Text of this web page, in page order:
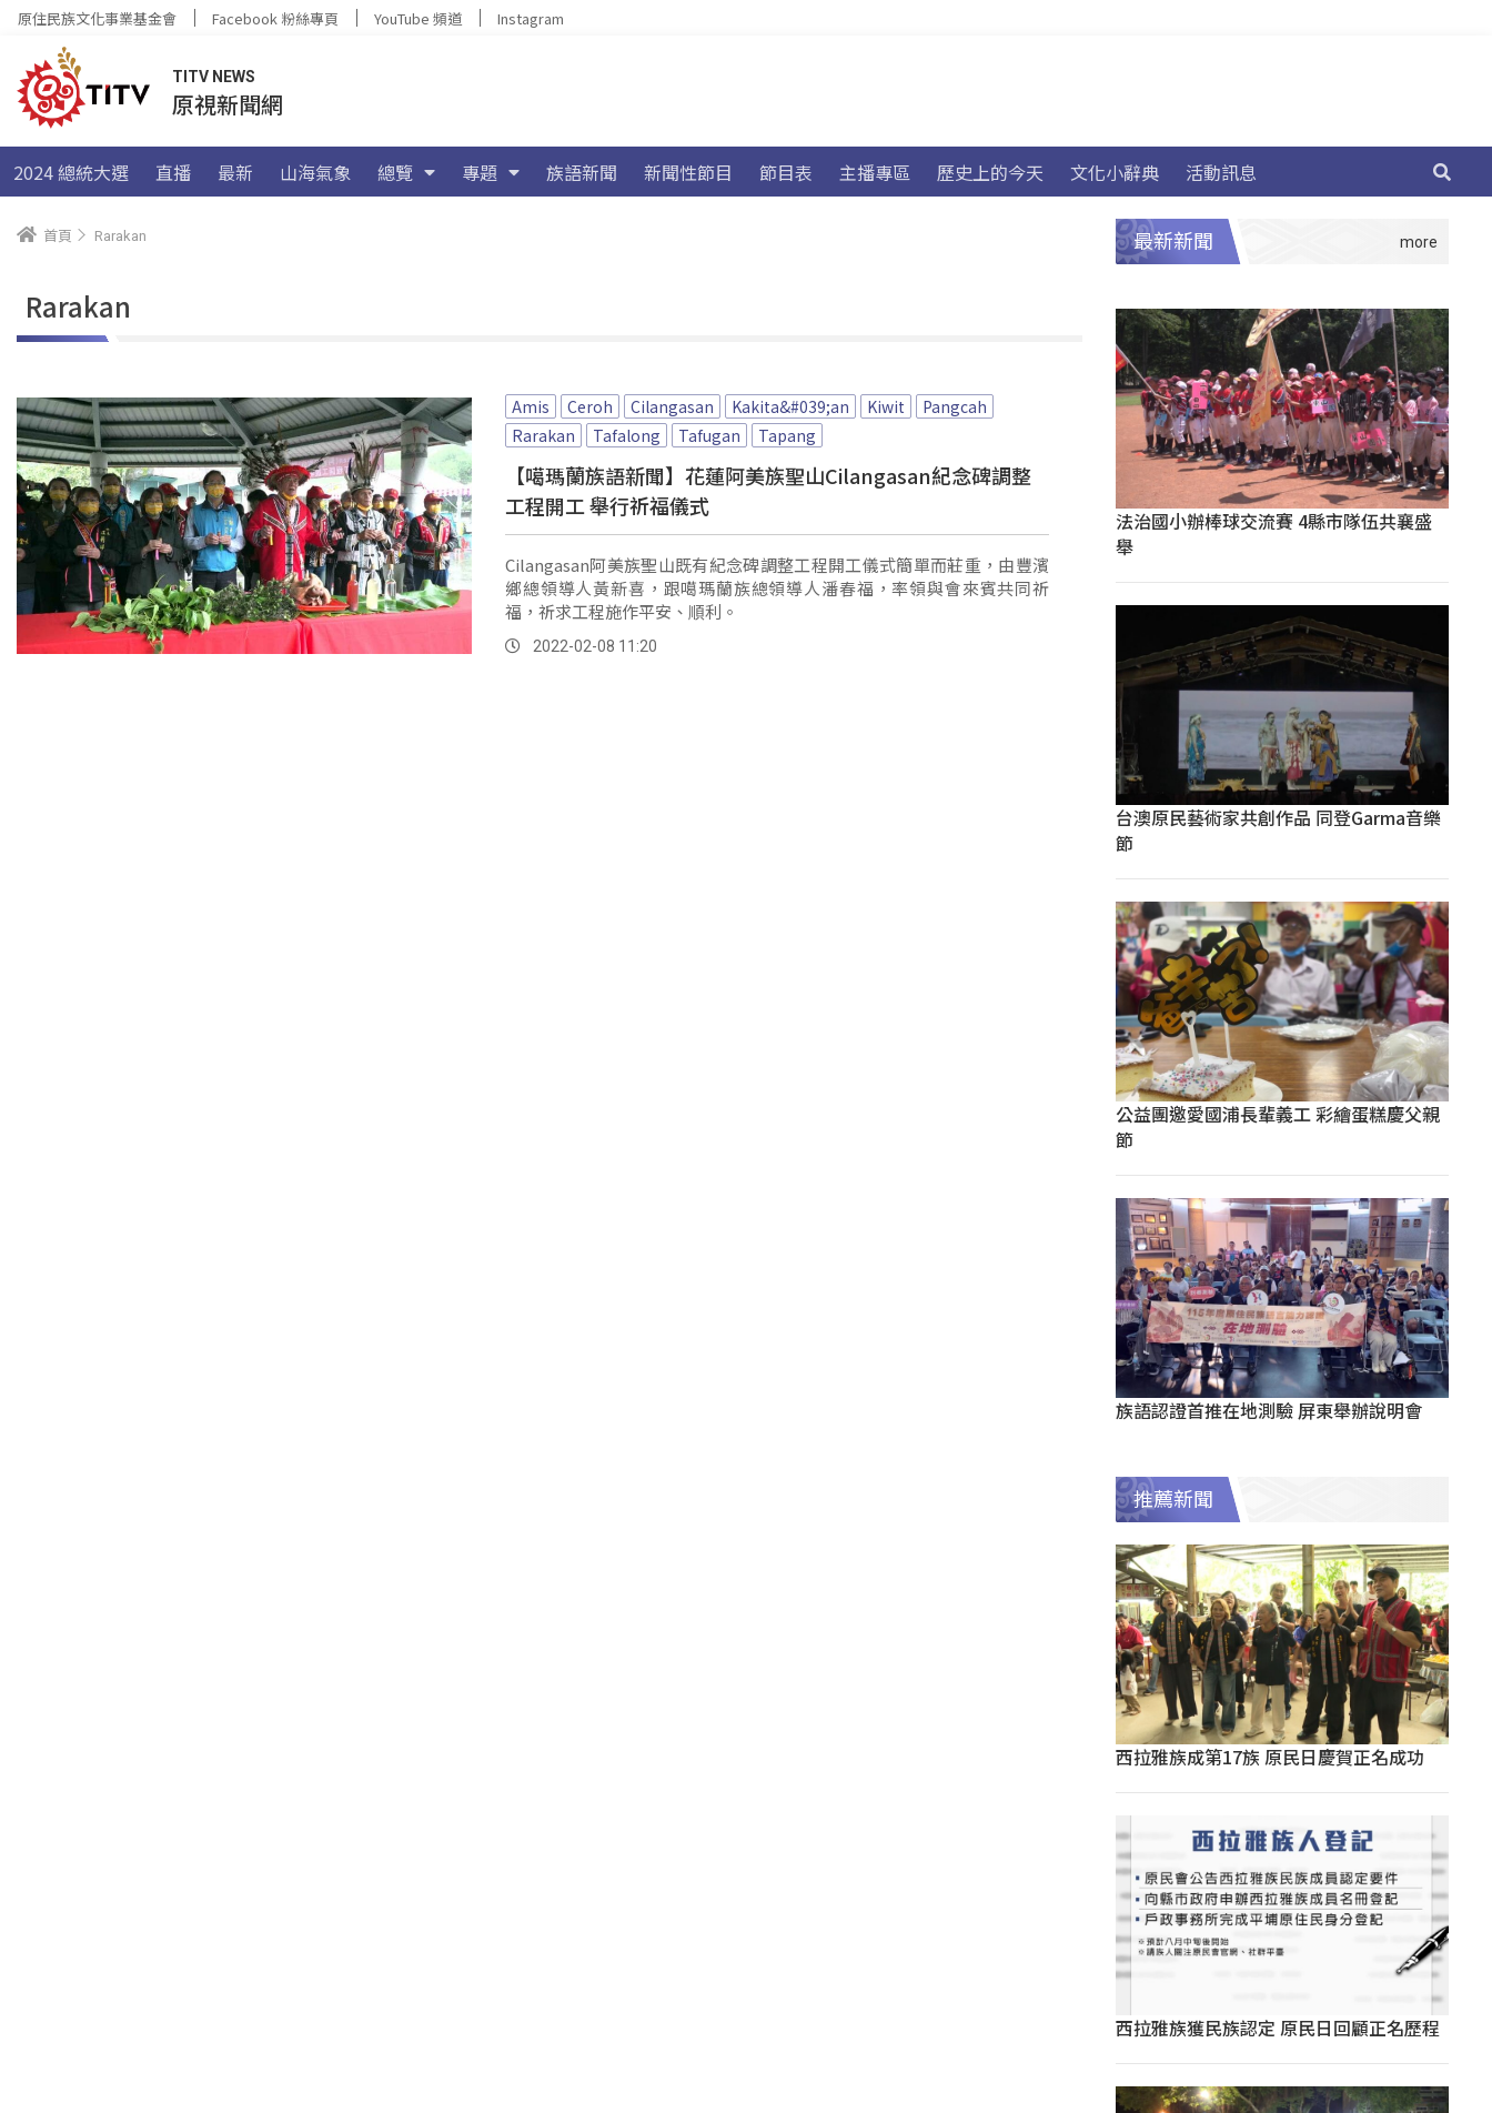
原住民族文化事業基金會 Facebook 粉絲專頁 YouTube 頻道 Instagram
TITV NEWS
原視新聞網
2024 總統大選 直播 最新 山海氣象 總覽 專題 族語新聞 新聞性節目 節目表 主播專區 歷史上的今天 文化小辭典 活動訊息
首頁 Rarakan
Rarakan
Amis Ceroh Cilangasan Kakita&#039;an Kiwit
Pangcah
Rarakan
Tafalong Tafugan Tapang
【噶瑪蘭族語新聞】花蓮阿美族聖山Cilangasan紀念碑調整
工程開工 舉行祈福儀式
Cilangasan阿美族聖山既有紀念碑調整工程開工儀式簡單而莊重，由豐濱
鄉總領導人黃新喜，跟噶瑪蘭族總領導人潘春福，率領與會來賓共同祈
福，祈求工程施作平安、順利。
2022-02-08 11:20
最新新聞
法治國小辦棒球交流賽 4縣市隊伍共襄盛
舉
台澳原民藝術家共創作品 同登Garma音樂
節
公益團邀愛國浦長輩義工 彩繪蛋糕慶父親
節
族語認證首推在地測驗 屏東舉辦說明會
推薦新聞
西拉雅族成第17族 原民日慶賀正名成功
西拉雅族獲民族認定 原民日回顧正名歷程